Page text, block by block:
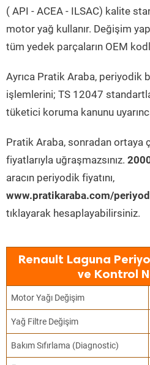
( API - ACEA - ILSAC) kalite
motor yağ kullanır. Değişim
tüm yedek parçaların OEM
Ayrıca Pratik Araba, periyodik
işlemlerini; TS 12047
tüketici koruma kanunu
Pratik Araba, sonradan ortaya
fiyatlarıyla uğraşmazsınız.
aracın periyodik fiyatını,
www.pratikaraba.com/
tıklayarak hesaplayabilirsiniz.
Renault Laguna
ve Kontrol
Motor Yağı Değişim
Yağ Filtre Değişim
Bakım Sıfırlama (Diagnostic)